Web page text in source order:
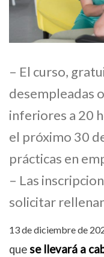
– El curso,
desempleadas
inferiores a 20
el próximo 30
prácticas en
– Las
solicitar
13 de diciembre de
quese llevará a